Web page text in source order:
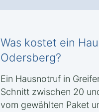
Was kostet ein
Odersberg?
Ein Hausnotruf in
Schnitt zwischen 20
vom gewählten Paket